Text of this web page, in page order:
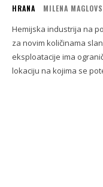
HRANA MILENA
Hemijska industrija na
za novim količinama
eksploatacije ima
lokaciju na kojima se